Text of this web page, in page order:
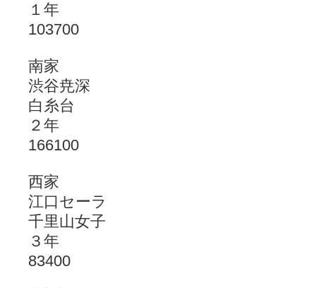
１年
103700
南家
渋谷尭深
白糸台
２年
166100
西家
江口セーラ
千里山女子
３年
83400